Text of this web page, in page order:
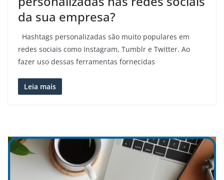
da sua empresa?
Hashtags personalizadas são muito populares em
redes sociais como Instagram, Tumblr e Twitter. Ao
fazer uso dessas ferramentas fornecidas
Leia mais